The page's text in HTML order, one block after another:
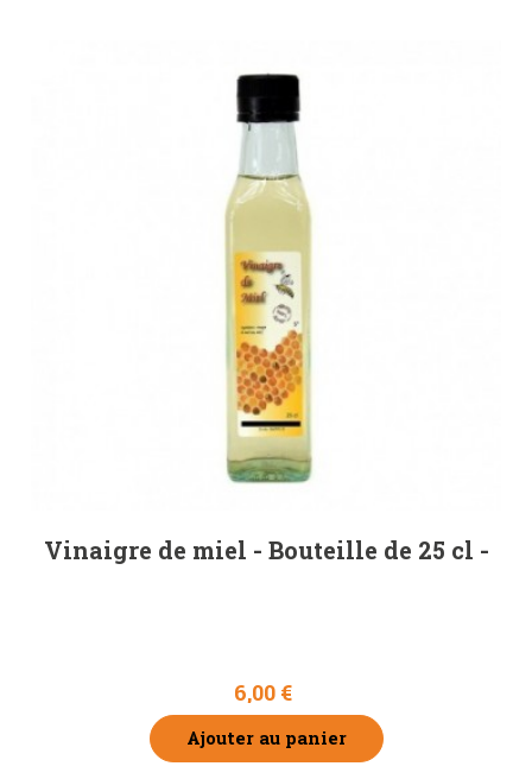
Vinaigre de miel - Bouteille de 25 cl -
6,00 €
Ajouter au panier